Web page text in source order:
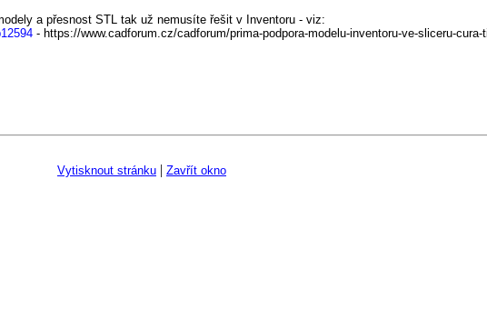
a přesnost STL tak už nemusíte řešit v Inventoru - viz:
- https://www.cadforum.cz/cadforum/prima-podpora-modelu-inventoru-ve-sliceru-cura-
Vytisknout stránku | Zavřít okno